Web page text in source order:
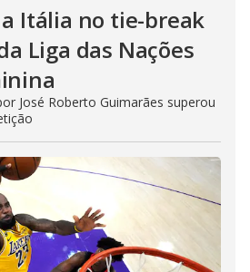
Itália no tie-break
Liga das Nações
José Roberto Guimarães superou